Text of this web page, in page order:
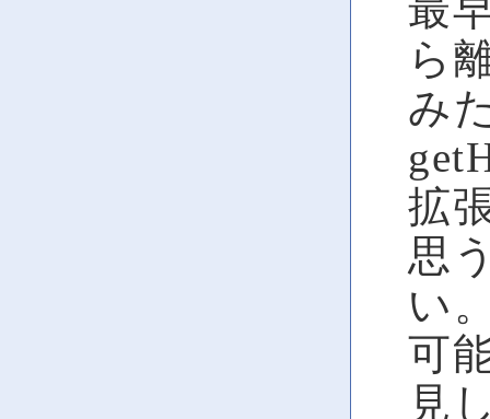
ら
み
拡
思
い
可
見